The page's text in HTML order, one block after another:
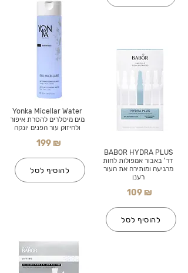
Yonka Micellar Water
מים מיסלרים להסרת איפור
ולחיזוק עור הפנים יונקה
199 ₪
להוסיף לסל
BABOR HYDRA PLUS
דר' באבור אמפולות לחות
מרגיעה ומותירה את העור
רענן
109 ₪
להוסיף לסל